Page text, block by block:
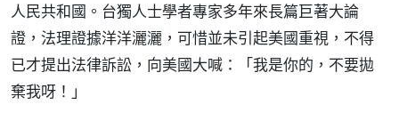
人民共和國。台獨人士學者專家多年來長篇巨著大論
證，法理證據洋洋灑灑，可惜並未引起美國重視，不得
已才提出法律訴訟，向美國大喊：「我是你的，不要拋
棄我呀！」